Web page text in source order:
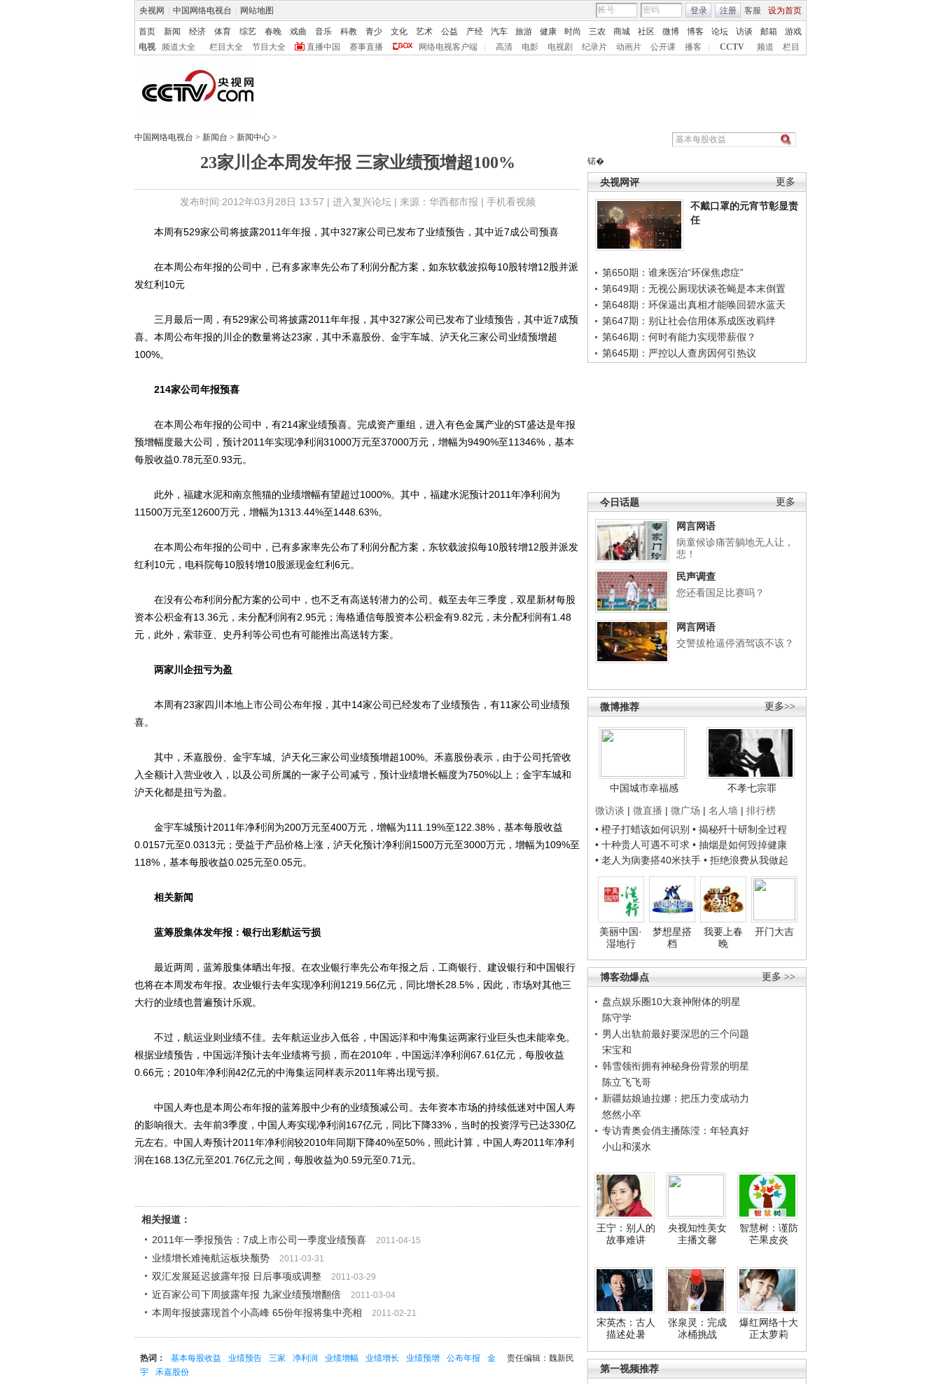
央视网 中国网络电视台 网站地图 客服 设为首页
登录 注册
首页 新闻 经济 体育 综艺 春晚 戏曲 音乐 科教 青少 文化 艺术 公益 产经 汽车 旅游 健康 时尚 三农 商城 社区 微博 博客 论坛 访谈 邮箱
游戏
电视
频道大全 栏目大全 节目大全 直播中国 赛事直播 网络电视客户端 高清 电影 电视剧 纪录片 动画片 公开课 播客 CCTV 频道 栏目
中国网络电视台 > 新闻台 > 新闻中心 >
23家川企本周发年报 三家业绩预增超100%
发布时间:2012年03月28日 13:57 | 进入复兴论坛| 来源：华西都市报 | 手机看视频
锘�
更多
央视网评
不戴口罩的元宵节彰显责
任
第650期：谁来医治“环保焦虑症”
第649期：无视公厕现状谈苍蝇是本末倒置
第648期：环保逼出真相才能唤回碧水蓝天
第647期：别让社会信用体系成医改羁绊
第646期：何时有能力实现带薪假？
第645期：严控以人查房因何引热议
更多
今日话题
网言网语
病童候诊痛苦躺地无人让，
悲！
民声调查
您还看国足比赛吗？
网言网语
交警拔枪逼停酒驾该不该？
更多>>
微博推荐
中国城市幸福感
不孝七宗罪
微访谈 | 微直播 | 微广场 | 名人墙 | 排行榜
• 橙子打蜡该如何识别 • 揭秘歼十研制全过程
• 十种贵人可遇不可求 • 抽烟是如何毁掉健康
• 老人为病妻搭40米扶手 • 拒绝浪费从我做起
美丽中国·
湿地行
梦想星搭
档
我要上春
晚
开门大吉
更多 >>
博客劲爆点
盘点娱乐圈10大衰神附体的明星
陈守学
男人出轨前最好要深思的三个问题
宋宝和
韩雪领衔拥有神秘身份背景的明星
陈立飞飞哥
新疆姑娘迪拉娜：把压力变成动力
悠然小卒
专访青奥会俏主播陈滢：年轻真好
小山和溪水
王宁：别人的
故事难讲
央视知性美女
主播文馨
智慧树：谨防
芒果皮炎
宋英杰：古人
描述处暑
张泉灵：完成
冰桶挑战
爆红网络十大
正太萝莉
第一视频推荐
本周有529家公司将披露2011年年报，其中327家公司已发布了业绩预告，其中近7成公司预喜
在本周公布年报的公司中，已有多家率先公布了利润分配方案，如东软载波拟每10股转增12股并派
发红利10元
三月最后一周，有529家公司将披露2011年年报，其中327家公司已发布了业绩预告，其中近7成预
喜。本周公布年报的川企的数量将达23家，其中禾嘉股份、金宇车城、泸天化三家公司业绩预增超
100%。
214家公司年报预喜
在本周公布年报的公司中，有214家业绩预喜。完成资产重组，进入有色金属产业的ST盛达是年报
预增幅度最大公司，预计2011年实现净利润31000万元至37000万元，增幅为9490%至11346%，基本
每股收益0.78元至0.93元。
此外，福建水泥和南京熊猫的业绩增幅有望超过1000%。其中，福建水泥预计2011年净利润为
11500万元至12600万元，增幅为1313.44%至1448.63%。
在本周公布年报的公司中，已有多家率先公布了利润分配方案，东软载波拟每10股转增12股并派发
红利10元，电科院每10股转增10股派现金红利6元。
在没有公布利润分配方案的公司中，也不乏有高送转潜力的公司。截至去年三季度，双星新材每股
资本公积金有13.36元，未分配利润有2.95元；海格通信每股资本公积金有9.82元，未分配利润有1.48
元，此外，索菲亚、史丹利等公司也有可能推出高送转方案。
两家川企扭亏为盈
本周有23家四川本地上市公司公布年报，其中14家公司已经发布了业绩预告，有11家公司业绩预
喜。
其中，禾嘉股份、金宇车城、泸天化三家公司业绩预增超100%。禾嘉股份表示，由于公司托管收
入全额计入营业收入，以及公司所属的一家子公司减亏，预计业绩增长幅度为750%以上；金宇车城和
沪天化都是扭亏为盈。
金宇车城预计2011年净利润为200万元至400万元，增幅为111.19%至122.38%，基本每股收益
0.0157元至0.0313元；受益于产品价格上涨，泸天化预计净利润1500万元至3000万元，增幅为109%至
118%，基本每股收益0.025元至0.05元。
相关新闻
蓝筹股集体发年报：银行出彩航运亏损
最近两周，蓝筹股集体晒出年报。在农业银行率先公布年报之后，工商银行、建设银行和中国银行
也将在本周发布年报。农业银行去年实现净利润1219.56亿元，同比增长28.5%，因此，市场对其他三
大行的业绩也普遍预计乐观。
不过，航运业则业绩不佳。去年航运业步入低谷，中国远洋和中海集运两家行业巨头也未能幸免。
根据业绩预告，中国远洋预计去年业绩将亏损，而在2010年，中国远洋净利润67.61亿元，每股收益
0.66元；2010年净利润42亿元的中海集运同样表示2011年将出现亏损。
中国人寿也是本周公布年报的蓝筹股中少有的业绩预减公司。去年资本市场的持续低迷对中国人寿
的影响很大。去年前3季度，中国人寿实现净利润167亿元，同比下降33%，当时的投资浮亏已达330亿
元左右。中国人寿预计2011年净利润较2010年同期下降40%至50%，照此计算，中国人寿2011年净利
润在168.13亿元至201.76亿元之间，每股收益为0.59元至0.71元。
相关报道：
2011年一季报预告：7成上市公司一季度业绩预喜
2011-04-15
业绩增长难掩航运板块颓势 2011-03-31
双汇发展延迟披露年报 日后事项或调整 2011-03-29
近百家公司下周披露年报 九家业绩预增翻倍 2011-03-04
本周年报披露现首个小高峰 65份年报将集中亮相 2011-02-21
责任编辑：魏新民
热词： 基本每股收益 业绩预告 三家 净利润 业绩增幅 业绩增长 业绩预增 公布年报
金
宇
禾嘉股份